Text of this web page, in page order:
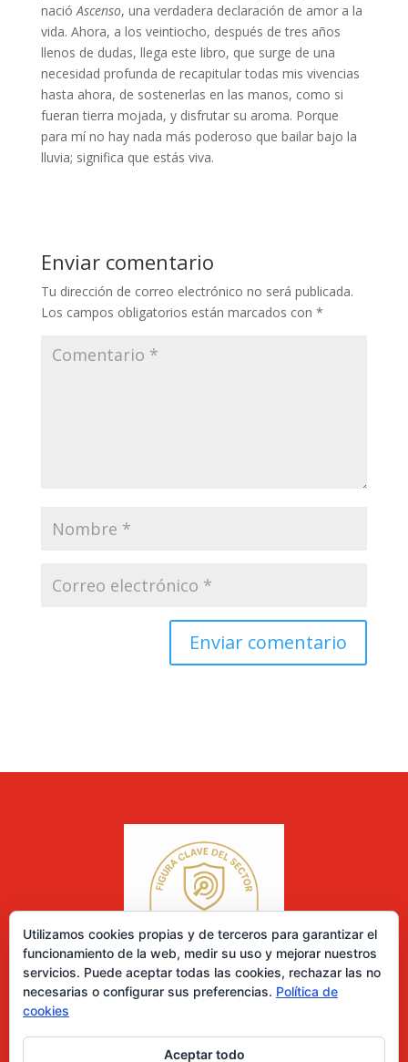
nacióAscenso, una verdadera declaración de amor a la
vida. Ahora, a los veintiocho, después de tres años
llenos de dudas, llega este libro, que surge de una
necesidad profunda de recapitular todas mis vivencias
hasta ahora, de sostenerlas en las manos, como si
fueran tierra mojada, y disfrutar su aroma. Porque
para mí no hay nada más poderoso que bailar bajo la
lluvia; significa que estás viva.
Enviar comentario
Tu dirección de correo electrónico no será publicada.
Los campos obligatorios están marcados con *
Utilizamos cookies propias y de terceros para garantizar el
funcionamiento de la web, medir su uso y mejorar nuestros
servicios. Puede aceptar todas las cookies, rechazar las no
necesarias o configurar sus preferencias. Política de
cookies
Aceptar todo